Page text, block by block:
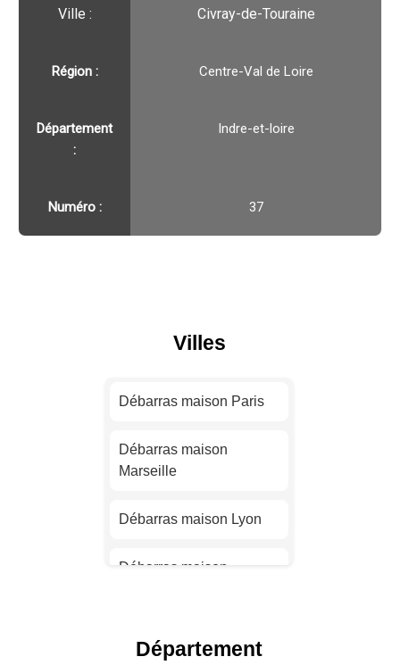
Ville :️ Civray-de-Touraine
Région :️ Centre-Val de Loire
Département
:
Indre-et-loire
Numéro : 37
Villes
Débarras maison Paris
Débarras maison
Marseille
Débarras maison Lyon
Débarras maison
Débarras maison Nice
Département